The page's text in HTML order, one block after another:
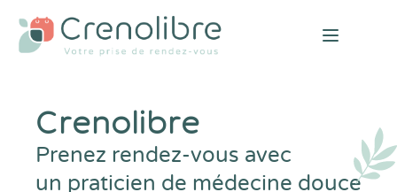
Open
Crenolibre
Prenez rendez-vous avec
un praticien de médecine douce